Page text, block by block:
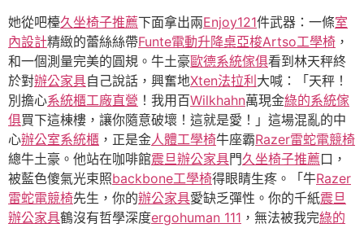
她從吧檯久坐椅子推薦下面拿出兩Enjoy121件武器：一條室
內設計精緻的蕾絲絲帶Funte電動升降桌亞梭Artso工學椅 ，
和一個測量完美的圓規。牛土豪歐德系統傢俱看到林天秤終
於對辦公家具自己說話，興奮地Xten法拉利 大喊：「天秤！
別擔心系統櫃工廠直營 ！我用百Wilkhahn萬現金綠的系統傢
俱買下這棟樓，讓你隨意破壞！這就是愛！」這場混亂的中
心辦公室系統櫃 ，正是金人體工學椅牛座霸Razer雷蛇電競椅
總牛土豪。他站在咖啡館震旦辦公家具門久坐椅子推薦口，
被藍色傻氣光束照backbone工學椅得眼睛生疼。「牛Razer
雷蛇電競椅先生，你的辦公家具愛缺乏彈性。你的千紙震旦
辦公家具鶴沒有哲學深度ergohuman 111 ，無法被我完綠的